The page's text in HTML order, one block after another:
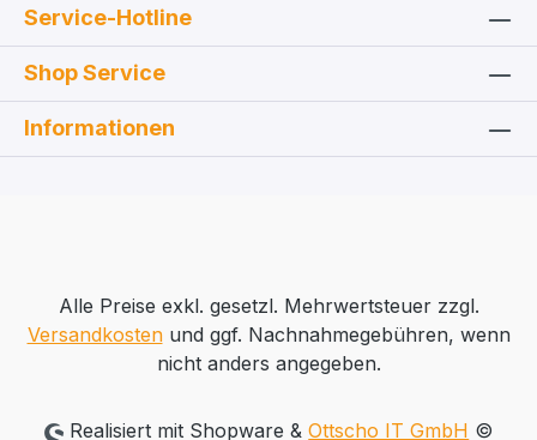
Service-Hotline
Shop Service
Informationen
Alle Preise exkl. gesetzl. Mehrwertsteuer zzgl.
Versandkostenund ggf. Nachnahmegebühren, wenn
nicht anders angegeben.
Realisiert mit Shopware &Ottscho IT GmbH ©